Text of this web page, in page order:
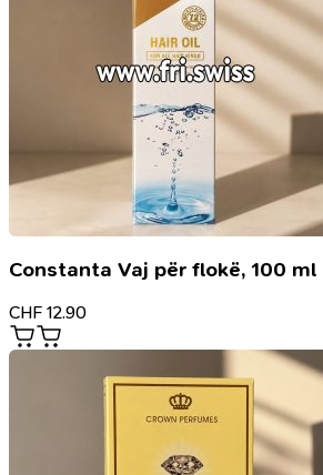
Constanta Vaj për flokë, 100 ml
CHF 12.90